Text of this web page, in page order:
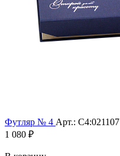
Футляр № 4 Арт.: С4:021107
1 080 ₽